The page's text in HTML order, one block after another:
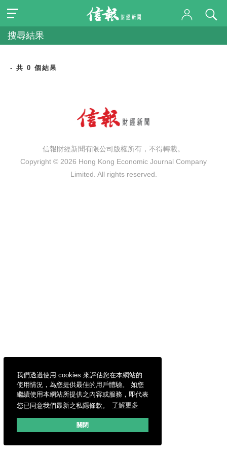
我們透過使用 cookies 來評估您在本網站的
使用情況，為您提供最佳的用戶體驗。 如您
繼續使用本網站所提供之內容或服務，即代表
您已同意我們最新之私隱條款。
了解更多
關閉
搜尋結果
- 共 0 個結果
信報財經新聞有限公司版權所有，不得轉載。
Copyright © 2026 Hong Kong Economic Journal Company
Limited. All rights reserved.